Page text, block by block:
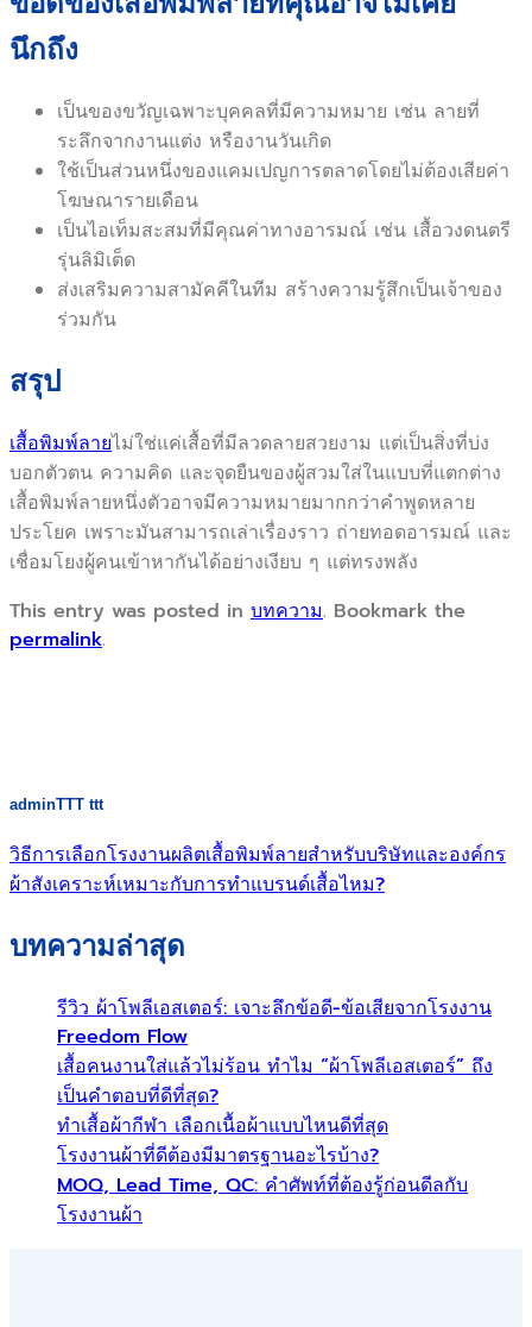
นึกถึง
เป็นของขวัญเฉพาะบุคคลที่มีความหมาย เช่น ลายที่
ระลึกจากงานแต่ง หรืองานวันเกิด
ใช้เป็นส่วนหนึ่งของแคมเปญการตลาดโดยไม่ต้องเสียค่า
โฆษณารายเดือน
เป็นไอเท็มสะสมที่มีคุณค่าทางอารมณ์ เช่น เสื้อวงดนตรี
รุ่นลิมิเต็ด
ส่งเสริมความสามัคคีในทีม สร้างความรู้สึกเป็นเจ้าของ
ร่วมกัน
สรุป
เสื้อพิมพ์ลายไม่ใช่แค่เสื้อที่มีลวดลายสวยงาม แต่เป็นสิ่งที่บ่ง
บอกตัวตน ความคิด และจุดยืนของผู้สวมใส่ในแบบที่แตกต่าง
เสื้อพิมพ์ลายหนึ่งตัวอาจมีความหมายมากกว่าคำพูดหลาย
ประโยค เพราะมันสามารถเล่าเรื่องราว ถ่ายทอดอารมณ์ และ
เชื่อมโยงผู้คนเข้าหากันได้อย่างเงียบ ๆ แต่ทรงพลัง
This entry was posted in บทความ. Bookmark the
permalink.
adminTTT ttt
วิธีการเลือกโรงงานผลิตเสื้อพิมพ์ลายสำหรับบริษัทและองค์กร
ผ้าสังเคราะห์เหมาะกับการทำแบรนด์เสื้อไหม?
บทความล่าสุด
รีวิว ผ้าโพลีเอสเตอร์: เจาะลึกข้อดี-ข้อเสียจากโรงงาน
Freedom Flow
เสื้อคนงานใส่แล้วไม่ร้อน ทำไม “ผ้าโพลีเอสเตอร์” ถึง
เป็นคำตอบที่ดีที่สุด?
ทำเสื้อผ้ากีฬา เลือกเนื้อผ้าแบบไหนดีที่สุด
โรงงานผ้าที่ดีต้องมีมาตรฐานอะไรบ้าง?
MOQ, Lead Time, QC: คำศัพท์ที่ต้องรู้ก่อนดีลกับ
โรงงานผ้า